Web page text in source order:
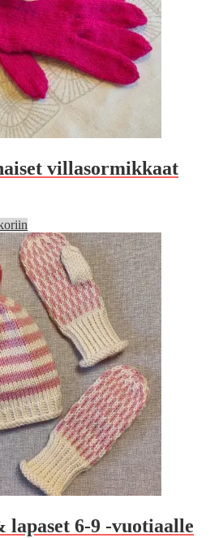
villasormikkaat
lapaset 6-9 -vuotiaalle